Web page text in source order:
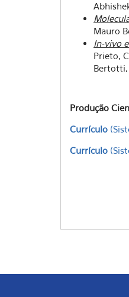
Mauro
In-vivo
Prieto,
Bertotti,
Produção
Currículo
Currículo